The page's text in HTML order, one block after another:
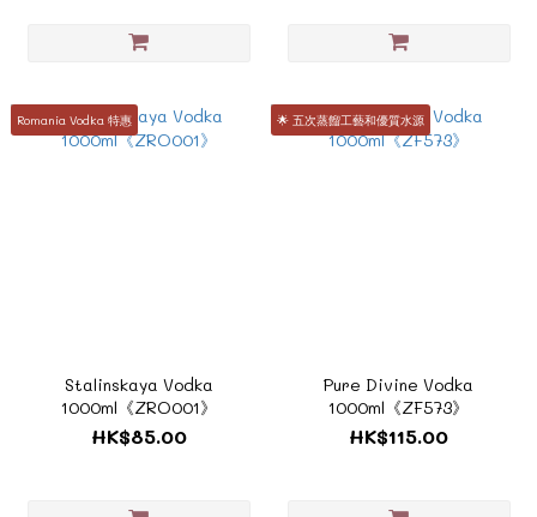
Romania Vodka 特惠
Stalinskaya Vodka
1000ml《ZRO001》
HK$85.00
🌟 五次蒸餾工藝和優質水源
Pure Divine Vodka
1000ml《ZF573》
HK$115.00